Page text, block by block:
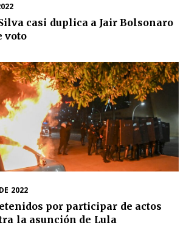
casi duplica a Jair Bolsonaro
voto
2022
por participar de actos
la asunción de Lula